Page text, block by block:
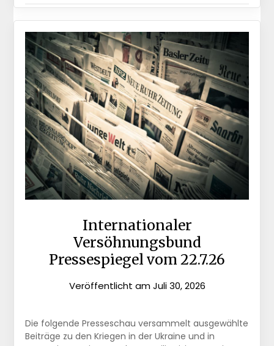
Internationaler
Versöhnungsbund
Pressespiegel vom 22.7.26
Veröffentlicht amJuli 30, 2026
Die folgende Presseschau versammelt ausgewählte
Beiträge zu den Kriegen in der Ukraine und in